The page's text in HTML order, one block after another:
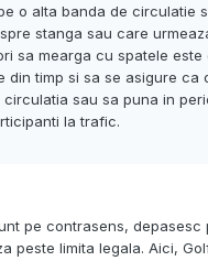
o alta banda de circulatie
stanga sau care
sa mearga cu spatele este
din timp si sa se asigure ca
sau sa puna in
la trafic.
pe contrasens, depasesc
peste limita legala. Aici,